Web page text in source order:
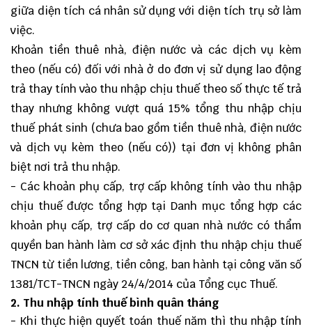
giữa diện tích cá nhân sử dụng với diện tích trụ sở làm
việc.
Khoản tiền thuê nhà, điện nước và các dịch vụ kèm
theo (nếu có) đối với nhà ở do đơn vị sử dụng lao động
trả thay tính vào thu nhập chịu thuế theo số thực tế trả
thay nhưng không vượt quá 15% tổng thu nhập chịu
thuế phát sinh (chưa bao gồm tiền thuê nhà, điện nước
và dịch vụ kèm theo (nếu có)) tại đơn vị không phân
biệt nơi trả thu nhập.
- Các khoản phụ cấp, trợ cấp không tính vào thu nhập
chịu thuế được tổng hợp tại Danh mục tổng hợp các
khoản phụ cấp, trợ cấp do cơ quan nhà nước có thẩm
quyền ban hành làm cơ sở xác định thu nhập chịu thuế
TNCN từ tiền lương, tiền công, ban hành tại công văn số
1381/TCT-TNCN ngày 24/4/2014 của Tổng cục Thuế.
2. Thu nhập tính thuế bình quân tháng
- Khi thực hiện quyết toán thuế năm thì thu nhập tính